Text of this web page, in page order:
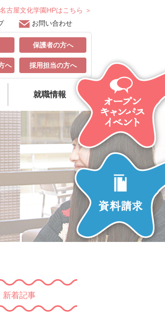
名古屋文化学園HPはこちら ＞
お問い合わせ
保護者の方へ
へ 採用担当の方へ
就職情報
新着記事